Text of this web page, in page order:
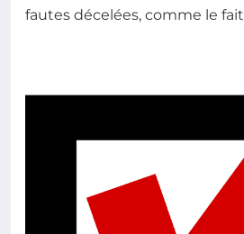
fautes décelées, comme le fait